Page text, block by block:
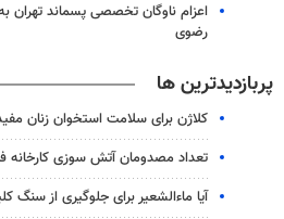
اعزام ناوگان تخصصی پسماند تهران
رضوی
پربازدیدترین ها
کلاژن برای سلامت استخوان زنان
تعداد مصدومان آتش سوزی کارخانه فندک
آیا ماءالشعیر برای جلوگیری از سنگ